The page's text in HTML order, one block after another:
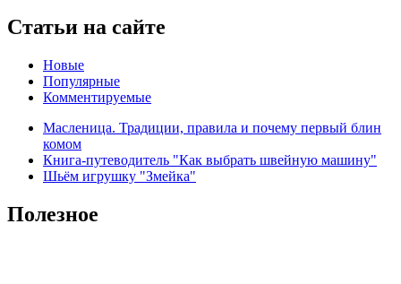
Статьи на сайте
Новые
Популярные
Комментируемые
Масленица. Традиции, правила и почему первый блин
комом
Книга-путеводитель "Как выбрать швейную машину"
Шьём игрушку "Змейка"
Полезное